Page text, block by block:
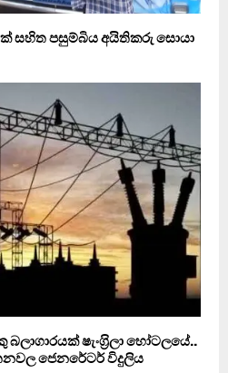
සහිත පසුම්බිය අයිතිකරු සොයා
ෂැංග‍්‍රිලා හෝටලයේ..
ජෙනරේටර් විදුලිය